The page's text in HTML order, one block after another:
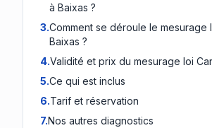
à Baixas ?
3.Comment se déroule le mesurage
Baixas ?
4.Validité et prix du mesurage loi
5.Ce qui est inclus
6.Tarif et réservation
7.Nos autres diagnostics